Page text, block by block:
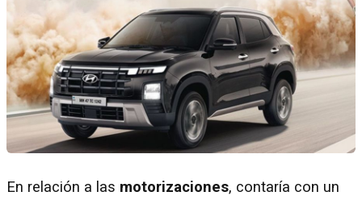
En relación a las motorizaciones, contaría con un